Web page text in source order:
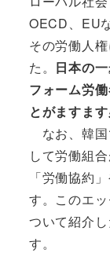
OECD、EU
その労働人
た。 日本の
フォーム労
とがますま
なお、韓国
して労働組
「労働協約
す。このエ
ついて紹介